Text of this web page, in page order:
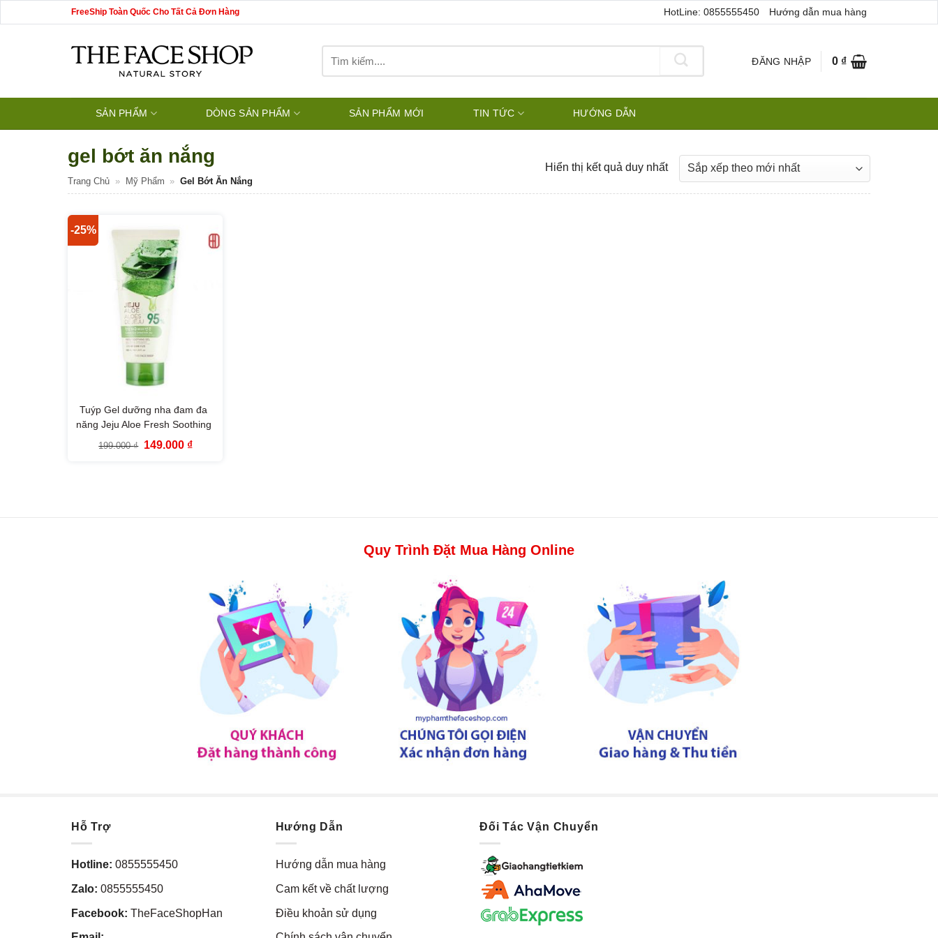
qua
FreeShip Toàn Quốc Cho Tất Cả Đơn Hàng HotLine: 0855555450 Hướng dẫn mua hàng
kiếm:
ĐĂNG NHẬP 0 ₫
SẢN PHẨM DÒNG SẢN PHẨM SẢN PHẨM MỚI TIN TỨC HƯỚNG DẪN
gel bớt ăn nắng
Trang Chủ » Mỹ Phẩm » Gel Bớt Ăn Nắng
Hiển thị kết quả duy nhất
-25%
Tuýp Gel dưỡng nha đam đa
năng Jeju Aloe Fresh Soothing
Gel Tube (300ml)
199.000₫ Giá
149.000 ₫Giá
Quy Trình Đặt Mua Hàng Online
Hỗ Trợ
Hotline: 0855555450
Zalo: 0855555450
Facebook: TheFaceShopHan
Hướng Dẫn
Hướng dẫn mua hàng
Cam kết về chất lượng
Điều khoản sử dụng
Đối Tác Vận Chuyển